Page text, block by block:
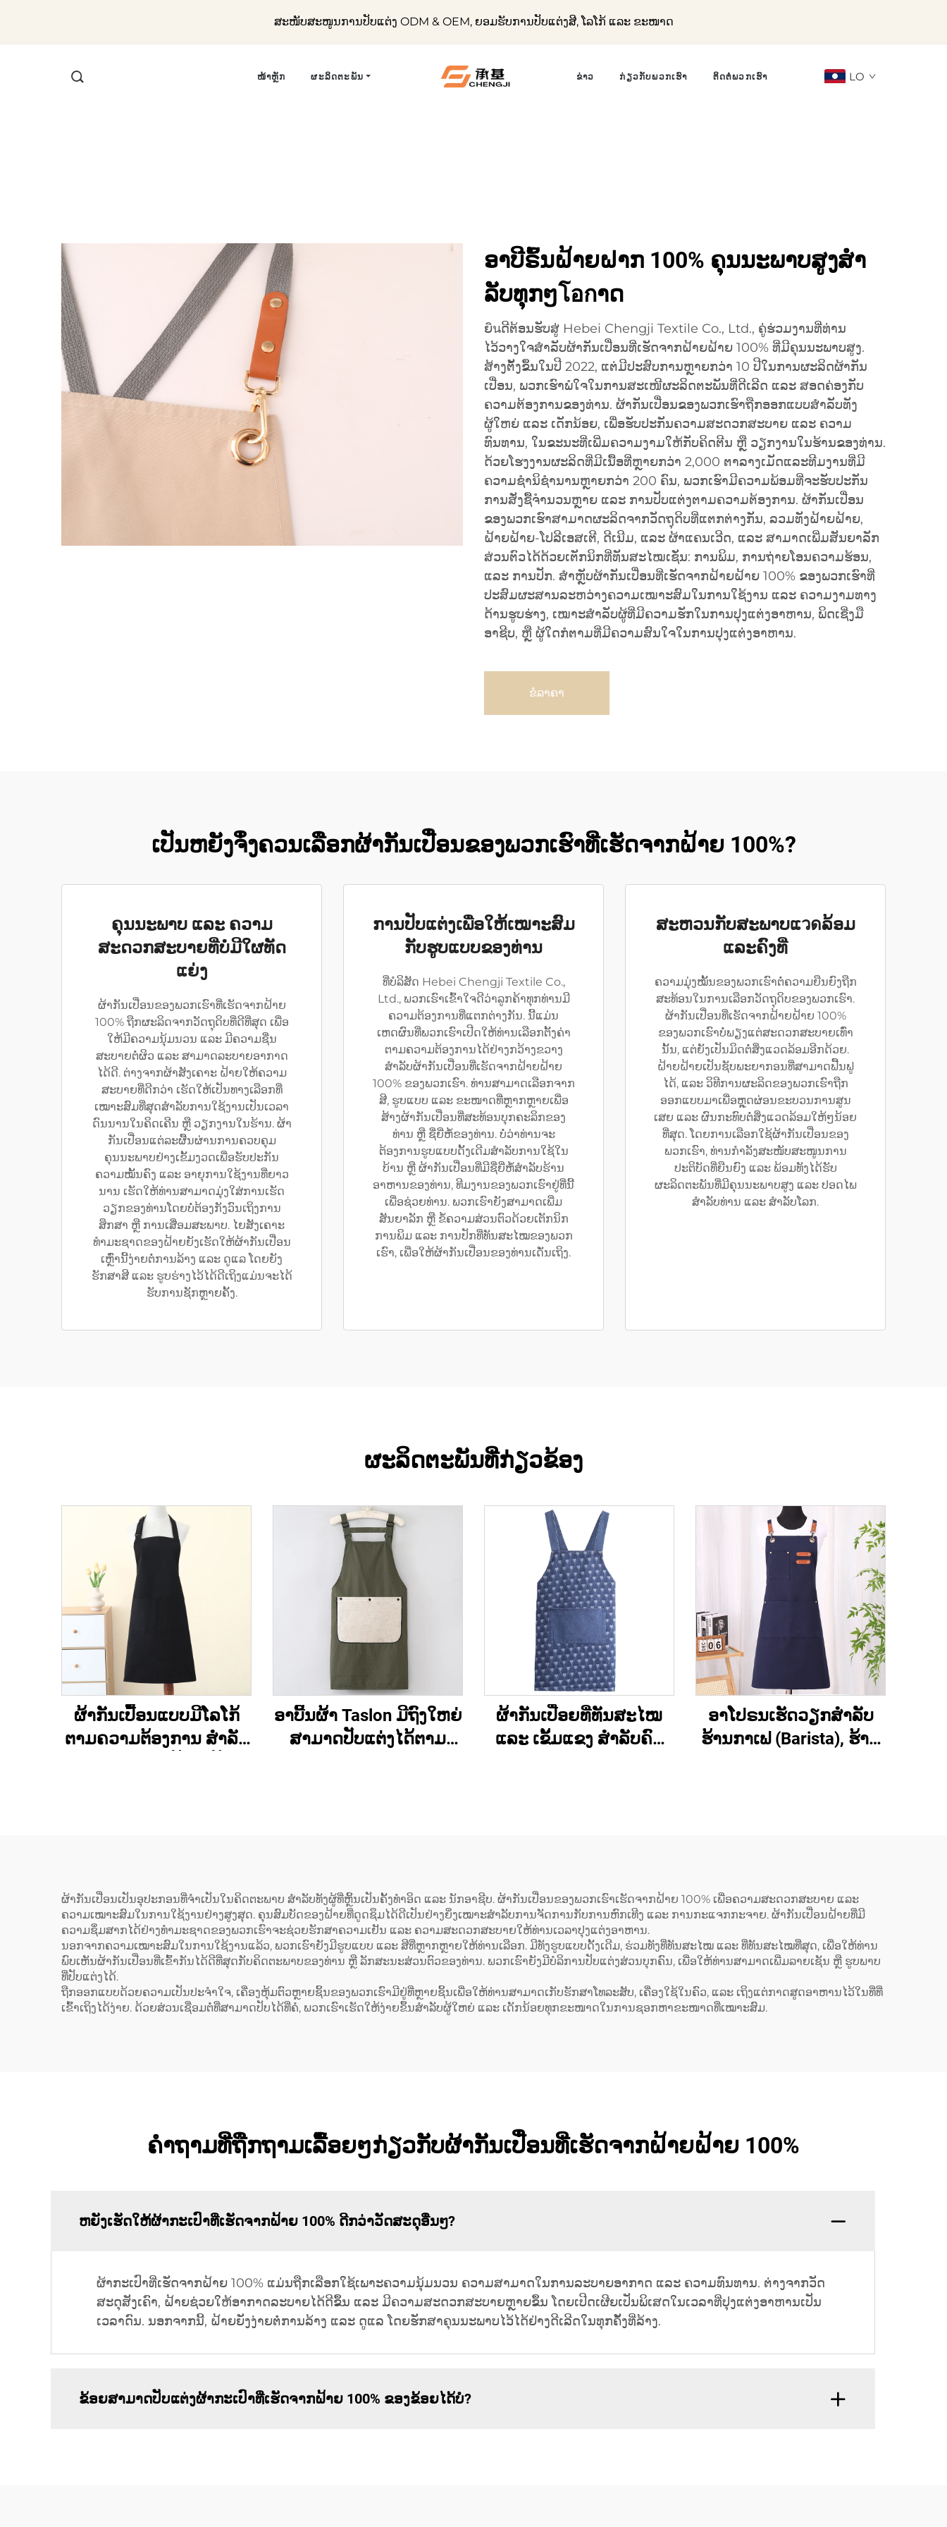
ສະໜັບສະໜູນການປັບແຕ່ງ ODM & OEM, ຍອມຮັບການປັບແຕ່ງສີ, ໂລໂກ້ ແລະ ຂະໜາດ
ໜ້າຫຼັກ ຜະລິດຕະພັນ ຂ່າວ ກ່ຽວກັບພວກເຮົາ ຕິດຕໍ່ພວກເຮົາ LO
ອາບີຣົ້ນຝ້າຍຝາກ 100% ຄຸນນະພາບສູງສຳ
ລັບທຸກໆโอกາດ
ຍินດີຕ້ອນຮັບສູ່ Hebei Chengji Textile Co., Ltd., ຄູ່ຮ່ວມງານທີ່ທ່ານ
ໄວ້ວາງໃຈສຳລັບຜ້າກັນເປື່ອນທີ່ເຮັດຈາກຝ້າຍຝ້າຍ 100% ທີ່ມີຄຸນນະພາບສູງ.
ສ້າງຕັ້ງຂຶ້ນໃນປີ 2022, ແຕ່ມີປະສົບການຫຼາຍກວ່າ 10 ປີໃນການຜະລິດຜ້າກັນ
ເປື່ອນ, ພວກເຮົາພໍໃຈໃນການສະເໜີຜະລິດຕະພັນທີ່ດີເລີດ ແລະ ສອດຄ່ອງກັບ
ຄວາມຕ້ອງການຂອງທ່ານ. ຜ້າກັນເປື່ອນຂອງພວກເຮົາຖືກອອກແບບສຳລັບທັງ
ຜູ້ໃຫຍ່ ແລະ ເດັກນ້ອຍ, ເພື່ອຮັບປະກັນຄວາມສະດວກສະບາຍ ແລະ ຄວາມ
ທົນທານ, ໃນຂະນະທີ່ເພີ່ມຄວາມງາມໃຫ້ກັບຄິດຕີນ ຫຼື ວຽກງານໃນຮ້ານຂອງທ່ານ.
ດ້ວຍໂຮງງານຜະລິດທີ່ມີເນື້ອທີ່ຫຼາຍກວ່າ 2,000 ຕາລາງເມັດແລະທີມງານທີ່ມີ
ຄວາມຊຳນິຊຳນານຫຼາຍກວ່າ 200 ຄົນ, ພວກເຮົາມີຄວາມພ້ອມທີ່ຈະຮັບປະກັນ
ການສັ່ງຊື້ຈຳນວນຫຼາຍ ແລະ ການປັບແຕ່ງຕາມຄວາມຕ້ອງການ. ຜ້າກັນເປື່ອນ
ຂອງພວກເຮົາສາມາດຜະລິດຈາກວັດຖຸດິບທີ່ແຕກຕ່າງກັນ, ລວມທັງຝ້າຍຝ້າຍ,
ຝ້າຍຝ້າຍ-ໂປລີເອສເຕີ, ດີເນີມ, ແລະ ຜ້າແຄນເວີດ, ແລະ ສາມາດເພີ່ມສັນຍາລັກ
ສ່ວນຕົວໄດ້ດ້ວຍເຕັກນິກທີ່ທັນສະໄໝເຊັ່ນ: ການພິມ, ການຖ່າຍໂອນຄວາມຮ້ອນ,
ແລະ ການປັກ. ສຳຫຼັບຜ້າກັນເປື່ອນທີ່ເຮັດຈາກຝ້າຍຝ້າຍ 100% ຂອງພວກເຮົາທີ່
ປະສົມຜະສານລະຫວ່າງຄວາມເໝາະສົມໃນການໃຊ້ງານ ແລະ ຄວາມງາມທາງ
ດ້ານຮູບຮ່າງ, ເໝາະສຳລັບຜູ້ທີ່ມີຄວາມຮັກໃນການປຸງແຕ່ງອາຫານ, ພິດເຊີ່ງມື
ອາຊີບ, ຫຼື ຜູ້ໃດກໍຕາມທີ່ມີຄວາມສົນໃຈໃນການປຸງແຕ່ງອາຫານ.
ຂໍລາຄາ
ເປັນຫຍັງຈຶ່ງຄວນເລືອກຜ້າກັນເປື່ອນຂອງພວກເຮົາທີ່ເຮັດຈາກຝ້າຍ 100%?
ຄຸນນະພາບ ແລະ ຄວາມ
ສະດວກສະບາຍທີ່ບໍ່ມີໃຜທັດ
ແຍ່ງ
ຜ້າກັນເປື່ອນຂອງພວກເຮົາທີ່ເຮັດຈາກຝ້າຍ
100% ຖືກຜະລິດຈາກວັດຖຸດິບທີ່ດີທີ່ສຸດ ເພື່ອ
ໃຫ້ມີຄວາມນຸ້ມນວນ ແລະ ມີຄວາມຊື່ນ
ສະບາຍຕໍ່ຜິວ ແລະ ສາມາດລະບາຍອາກາດ
ໄດ້ດີ. ຕ່າງຈາກຜ້າສັງເຄາະ ຝ້າຍໃຫ້ຄວາມ
ສະບາຍທີ່ດີກວ່າ ເຮັດໃຫ້ເປັນທາງເລືອກທີ່
ເໝາະສົມທີ່ສຸດສຳລັບການໃຊ້ງານເປັນເວລາ
ດົນນານໃນຄິດເຄີນ ຫຼື ວຽກງານໃນຮ້ານ. ຜ້າ
ກັນເປື່ອນແຕ່ລະຜື້ນຜ່ານການຄວບຄຸມ
ຄຸນນະພາບຢ່າງເຂັ້ມງວດເພື່ອຮັບປະກັນ
ຄວາມໝັ້ນຄົງ ແລະ ອາຍຸການໃຊ້ງານທີ່ຍາວ
ນານ ເຮັດໃຫ້ທ່ານສາມາດມຸ່ງໃສ່ການເຮັດ
ວຽກຂອງທ່ານໂດຍບໍ່ຕ້ອງກັງວົນເຖິງການ
ສຶກສາ ຫຼື ການເສື່ອມສະພາບ. ໄຍສັງເຄາະ
ທຳມະຊາດຂອງຝ້າຍຍັງເຮັດໃຫ້ຜ້າກັນເປື່ອນ
ເຫຼົ່ານີ້ງ່າຍຕໍ່ການລ້າງ ແລະ ດູແລ ໂດຍຍັງ
ຮັກສາສີ ແລະ ຮູບຮ່າງໄວ້ໄດ້ດີເຖິງແມ່ນຈະໄດ້
ຮັບການຊັກຫຼາຍຄັ້ງ.
ການປັບແຕ່ງເພື່ອໃຫ້ເໝາະສົມ
ກັບຮູບແບບຂອງທ່ານ
ທີ່ບໍລິສັດ Hebei Chengji Textile Co.,
Ltd., ພວກເຮົາເຂົ້າໃຈດີວ່າລູກຄ້າທຸກທ່ານມີ
ຄວາມຕ້ອງການທີ່ແຕກຕ່າງກັນ. ນີ້ແມ່ນ
ເຫດຜົນທີ່ພວກເຮົາເປີດໃຫ້ທ່ານເລືອກຕັ້ງຄ່າ
ຕາມຄວາມຕ້ອງການໄດ້ຢ່າງກວ້າງຂວາງ
ສຳລັບຜ້າກັນເປື່ອນທີ່ເຮັດຈາກຝ້າຍຝ້າຍ
100% ຂອງພວກເຮົາ. ທ່ານສາມາດເລືອກຈາກ
ສີ, ຮູບແບບ ແລະ ຂະໜາດທີ່ຫຼາກຫຼາຍເພື່ອ
ສ້າງຜ້າກັນເປື່ອນທີ່ສະທ້ອນບຸກຄະລິກຂອງ
ທ່ານ ຫຼື ຊື່ຍີ່ຫໍ້ຂອງທ່ານ. ບໍ່ວ່າທ່ານຈະ
ຕ້ອງການຮູບແບບດັ້ງເດີມສຳລັບການໃຊ້ໃນ
ບ້ານ ຫຼື ຜ້າກັນເປື່ອນທີ່ມີຊື່ຍີ່ຫໍ້ສຳລັບຮ້ານ
ອາຫານຂອງທ່ານ, ທີມງານຂອງພວກເຮົາຢູ່ທີ່ນີ້
ເພື່ອຊ່ວຍທ່ານ. ພວກເຮົາຍັງສາມາດເພີ່ມ
ສັນຍາລັກ ຫຼື ຂໍ້ຄວາມສ່ວນຕົວດ້ວຍເຕັກນິກ
ການພິມ ແລະ ການປັກທີ່ທັນສະໄໝຂອງພວກ
ເຮົາ, ເພື່ອໃຫ້ຜ້າກັນເປື່ອນຂອງທ່ານເດັ່ນເຖິງ.
ສະຫວນກັບສະພາບແวดລ້ອມ
ແລະຄົງທີ່
ຄວາມມຸ່ງໝັ້ນຂອງພວກເຮົາຕໍ່ຄວາມຍືນຍົງຖືກ
ສະທ້ອນໃນການເລືອກວັດຖຸດິບຂອງພວກເຮົາ.
ຜ້າກັນເປື່ອນທີ່ເຮັດຈາກຝ້າຍຝ້າຍ 100%
ຂອງພວກເຮົາບໍ່ພຽງແຕ່ສະດວກສະບາຍເທົ່າ
ນັ້ນ, ແຕ່ຍັງເປັນມິດຕໍ່ສິ່ງແວດລ້ອມອີກດ້ວຍ.
ຝ້າຍຝ້າຍເປັນຊັບພະຍາກອນທີ່ສາມາດຟື້ນຟູ
ໄດ້, ແລະ ວິທີການຜະລິດຂອງພວກເຮົາຖືກ
ອອກແບບມາເພື່ອຫຼຸດຜ່ອນຂະບວນການສູນ
ເສຍ ແລະ ຜົນກະທົບຕໍ່ສິ່ງແວດລ້ອມໃຫ້ໆນ້ອຍ
ທີ່ສຸດ. ໂດຍການເລືອກໃຊ້ຜ້າກັນເປື່ອນຂອງ
ພວກເຮົາ, ທ່ານກຳລັງສະໜັບສະໜູນການ
ປະຕິບັດທີ່ຍືນຍົງ ແລະ ພ້ອມທັງໄດ້ຮັບ
ຜະລິດຕະພັນທີ່ມີຄຸນນະພາບສູງ ແລະ ປອດໄພ
ສຳລັບທ່ານ ແລະ ສຳລັບໂລກ.
ຜະລິດຕະພັນທີ່ກ່ຽວຂ້ອງ
ຜ້າກັນເປື້ອນແບບມີໂລໂກ້
ຕາມຄວາມຕ້ອງການ ສຳລັບ
ສະອາດ
ອາບີ້ນຜ້າ Taslon ມີຖົງໃຫຍ່
ສາມາດປັບແຕ່ງໄດ້ຕາມ
ຜ້າກັນເປື່ອຍທີ່ທັນສະໄໝ
ແລະ ເຂັ້ມແຂງ ສຳລັບຄົວ
ອາໂປຣນເຮັດວຽກສຳລັບ
ຮ້ານກາເຟ (Barista), ຮ້ານ
Back) ປະກອບດ້ວຍເສື້ອຜ້າ
ເປັນສ່ວນປະກອບຂອງ
polyester ແລະ ຜ້າຝ້າ
(Cotton) ສຳລັບທັງຜູ້ຍິງ
ແລະ ຜູ້ຊາຍ
ຜ້າກັນເປື່ອນເປັນອຸປະກອນທີ່ຈຳເປັນໃນຄິດຕະພາບ ສຳລັບທັງຜູ້ທີ່ຫຼິ້ນເປັນຄັ້ງທຳອິດ ແລະ ນັກອາຊີບ. ຜ້າກັນເປື່ອນຂອງພວກເຮົາເຮັດຈາກຝ້າຍ 100% ເພື່ອຄວາມສະດວກສະບາຍ ແລະ
ຄວາມເໝາະສົມໃນການໃຊ້ງານຢ່າງສູງສຸດ. ຄຸນສົມບັດຂອງຝ້າຍທີ່ດູດຊຶມໄດ້ດີເປັນຢ່າງຍິ່ງເໝາະສຳລັບການຈັດການກັບການຫົກເທີງ ແລະ ການກະແຈກກະຈາຍ. ຜ້າກັນເປື່ອນຝ້າຍທີ່ມີ
ຄວາມຊຶ່ມສາກໄດ້ຢ່າງທຳມະຊາດຂອງພວກເຮົາຈະຊ່ວຍຮັກສາຄວາມເຢັນ ແລະ ຄວາມສະດວກສະບາຍໃຫ້ທ່ານເວລາປຸງແຕ່ງອາຫານ.
ນອກຈາກຄວາມເໝາະສົມໃນການໃຊ້ງານແລ້ວ, ພວກເຮົາຍັງມີຮູບແບບ ແລະ ສີທີ່ຫຼາກຫຼາຍໃຫ້ທ່ານເລືອກ. ມີທັງຮູບແບບດັ້ງເດີມ, ຮ່ວມທັງທີ່ທັນສະໄໝ ແລະ ທີ່ທັນສະໄໝທີ່ສຸດ, ເພື່ອໃຫ້ທ່ານ
ພົບເຫັນຜ້າກັນເປື່ອນທີ່ເຂົ້າກັນໄດ້ດີທີ່ສຸດກັບຄິດຕະພາບຂອງທ່ານ ຫຼື ລັກສະນະສ່ວນຕົວຂອງທ່ານ. ພວກເຮົາຍັງມີບໍລິການປັບແຕ່ງສ່ວນບຸກຄົນ, ເພື່ອໃຫ້ທ່ານສາມາດເພີ່ມລາຍເຊັນ ຫຼື ຮູບພາບ
ທີ່ປັບແຕ່ງໄດ້.
ຖືກອອກແບບດ້ວຍຄວາມເປັນປະຈຳໃຈ, ເຄື່ອງຫຸ້ມຕົວຫຼາຍຊິ້ນຂອງພວກເຮົາມີຢູ່ທີ່ຫຼາຍຊິ້ນເພື່ອໃຫ້ທ່ານສາມາດເກັບຮັກສາໂທລະສັບ, ເຄື່ອງໃຊ້ໃນຄົວ, ແລະ ເຖິງແຕ່ກາດສູດອາຫານໄວ້ໃນທີ່ທີ່
ເຂົ້າເຖິງໄດ້ງ່າຍ. ດ້ວຍສ່ວນເຊື່ອມຕໍ່ທີ່ສາມາດປັບໄດ້ທີ່ຄໍ, ພວກເຮົາເຮັດໃຫ້ງ່າຍຂຶ້ນສຳລັບຜູ້ໃຫຍ່ ແລະ ເດັກນ້ອຍທຸກຂະໜາດໃນການຊອກຫາຂະໜາດທີ່ເໝາະສົມ.
ຄຳຖາມທີ່ຖືກຖາມເລື້ອຍໆກ່ຽວກັບຜ້າກັນເປື່ອນທີ່ເຮັດຈາກຝ້າຍຝ້າຍ 100%
ຫຍັງເຮັດໃຫ້ຜ້າກະເປົາທີ່ເຮັດຈາກຝ້າຍ 100% ດີກວ່າວັດສະດຸອື່ນໆ?
ຜ້າກະເປົາທີ່ເຮັດຈາກຝ້າຍ 100% ແມ່ນຖືກເລືອກໃຊ້ເພາະຄວາມນຸ້ມນວນ ຄວາມສາມາດໃນການລະບາຍອາກາດ ແລະ ຄວາມທົນທານ. ຕ່າງຈາກວັດ
ສະດຸສັງເຄົາ, ຝ້າຍຊ່ວຍໃຫ້ອາກາດລະບາຍໄດ້ດີຂຶ້ນ ແລະ ມີຄວາມສະດວກສະບາຍຫຼາຍຂຶ້ນ ໂດຍເປີດເຜີຍເປັນພິເສດໃນເວລາທີ່ປຸງແຕ່ງອາຫານເປັນ
ເວລາດົນ. ນອກຈາກນີ້, ຝ້າຍຍັງງ່າຍຕໍ່ການລ້າງ ແລະ ດູແລ ໂດຍຮັກສາຄຸນນະພາບໄວ້ໄດ້ຢ່າງດີເລີດໃນທຸກຄັ້ງທີ່ລ້າງ.
ຂ້ອຍສາມາດປັບແຕ່ງຜ້າກະເປົາທີ່ເຮັດຈາກຝ້າຍ 100% ຂອງຂ້ອຍໄດ້ບໍ?